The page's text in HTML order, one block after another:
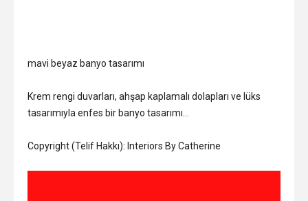
mavi beyaz banyo tasarımı
Krem rengi duvarları, ahşap kaplamalı dolapları ve lüks
tasarımıyla enfes bir banyo tasarımı…
Copyright (Telif Hakkı): Interiors By Catherine